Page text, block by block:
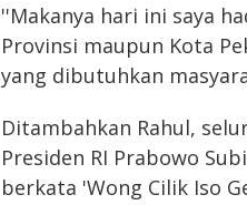
''Makanya hari ini saya
Provinsi maupun Kota
yang dibutuhkan
Ditambahkan Rahul,
Presiden RI Prabowo
berkata 'Wong Cilik Iso